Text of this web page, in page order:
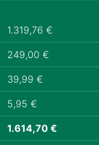
1.319,76 €
249,00 €
39,99 €
5,95 €
1.614,70 €